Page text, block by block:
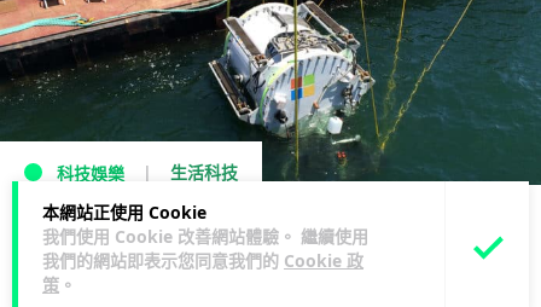
本網站正使用 Cookie
我們使用 Cookie 改善網站體驗。 繼續使用
我們的網站即表示您同意我們的 Cookie 政
策 。
科技娛樂 生活科技
Microsoft 將數據中心沉入蘇格蘭海底
8 年前